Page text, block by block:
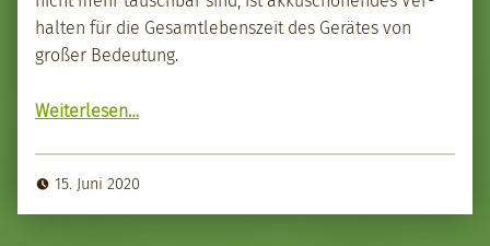
hal­ten für die Gesamtleben­szeit des Gerätes von
großer Bedeu­tung.
Weit­er­lesen…
15. Juni 2020